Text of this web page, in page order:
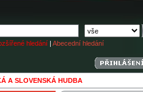
hledání | Abecední hledání
A SLOVENSKÁ HUDBA